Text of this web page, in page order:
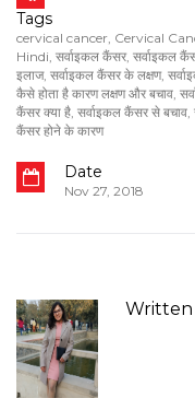
Tags
cervical cancer, Cervical
Hindi, सर्वाइकल कैंसर, सर्वाइकल
इलाज, सर्वाइकल कैंसर के लक्षण,
कैसे होता है कारण लक्षण और बचाव,
कैंसर क्या है, सर्वाइकल कैंसर से बचाव,
कैंसर होने के कारण
Date
Nov 27, 2018
Written